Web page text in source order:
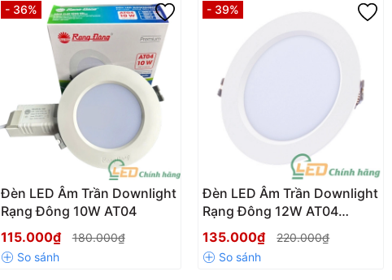
- 36%
Đèn LED Âm Trần Downlight
Rạng Đông 10W AT04
115.000₫
180.000₫
- 39%
Đèn LED Âm Trần Downlight
Rạng Đông 12W AT04
110/12W
135.000₫ 220.000₫